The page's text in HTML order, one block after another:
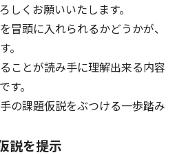
しくお願いいたします。
冒頭に入れられるかどうかが、
。
ことが読み手に理解出来る内容
す。
の課題仮説をぶつける一歩踏み
説を提示